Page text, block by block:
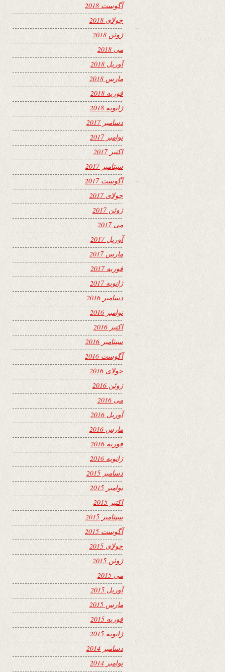
آگوست 2018
جولای 2018
ژوئن 2018
می 2018
آوریل 2018
مارس 2018
فوریه 2018
ژانویه 2018
دسامبر 2017
نوامبر 2017
اکتبر 2017
سپتامبر 2017
آگوست 2017
جولای 2017
ژوئن 2017
می 2017
آوریل 2017
مارس 2017
فوریه 2017
ژانویه 2017
دسامبر 2016
نوامبر 2016
اکتبر 2016
سپتامبر 2016
آگوست 2016
جولای 2016
ژوئن 2016
می 2016
آوریل 2016
مارس 2016
فوریه 2016
ژانویه 2016
دسامبر 2015
نوامبر 2015
اکتبر 2015
سپتامبر 2015
آگوست 2015
جولای 2015
ژوئن 2015
می 2015
آوریل 2015
مارس 2015
فوریه 2015
ژانویه 2015
دسامبر 2014
نوامبر 2014